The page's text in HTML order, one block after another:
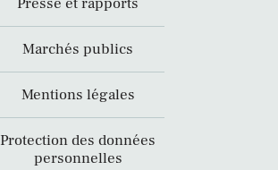
Marchés publics
Mentions légales
Protection des données
personnelles